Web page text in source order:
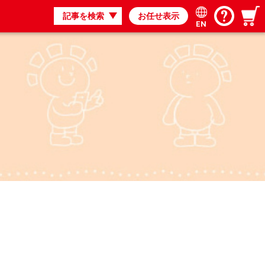
記事を検索 お任せ表示
EN